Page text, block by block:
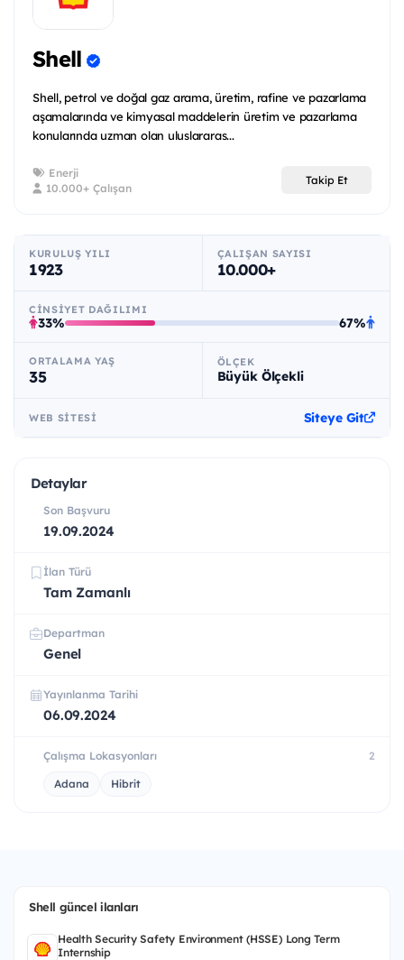
Shell
Shell, petrol ve doğal gaz arama, üretim, rafine ve pazarlama
aşamalarında ve kimyasal maddelerin üretim ve pazarlama
konularında uzman olan uluslararas...
Enerji
10.000+ Çalışan
Takip Et
KURULUŞ YILI
1923
ÇALIŞAN SAYISI
10.000+
CINSIYET DAĞILIMI
33% 67%
ORTALAMA YAŞ
35
ÖLÇEK
Büyük Ölçekli
WEB SITESI Siteye Git
Detaylar
Son Başvuru
19.09.2024
İlan Türü
Tam Zamanlı
Departman
Genel
Yayınlanma Tarihi
06.09.2024
Çalışma Lokasyonları 2
Adana Hibrit
Shell güncel ilanları
Health Security Safety Environment (HSSE) Long Term
Internship